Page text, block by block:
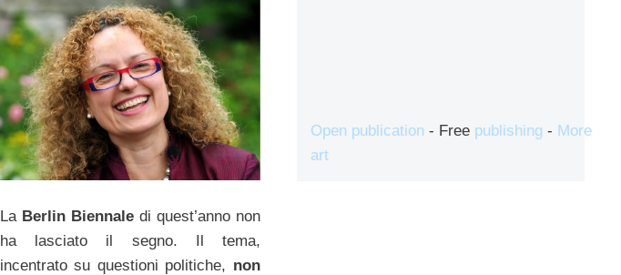
LaBerlin Biennaledi quest’anno non
ha lasciato il segno. Il tema,
incentrato su questioni politiche, non
Open publication - Free publishing - More
art